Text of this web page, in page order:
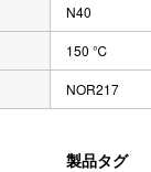
N40
150 ℃
NOR217
製品タグ